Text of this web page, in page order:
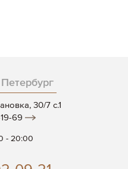
30/7 c.1
69
- 20:00